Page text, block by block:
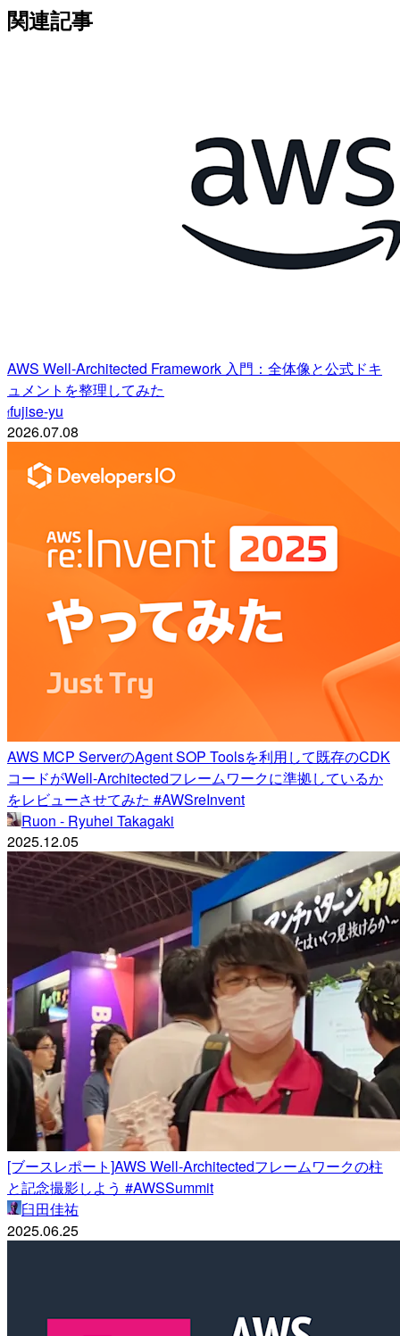
関連記事
AWS Well-Architected Framework 入門：全体像と公式ドキ
ュメントを整理してみた
ffujise-yu
2026.07.08
AWS MCP ServerのAgent SOP Toolsを利用して既存のCDK
コードがWell-Architectedフレームワークに準拠しているか
をレビューさせてみた #AWSreInvent
Ruon - Ryuhei Takagaki
2025.12.05
[ブースレポート]AWS Well-Architectedフレームワークの柱
と記念撮影しよう #AWSSummit
臼田佳祐
2025.06.25